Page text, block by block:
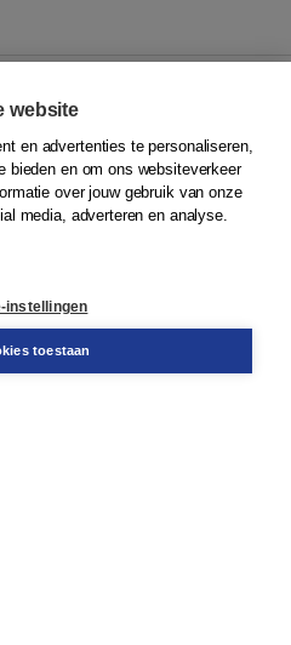
website
en advertenties te personaliseren,
bieden en om ons websiteverkeer
over jouw gebruik van onze
media, adverteren en analyse.
instellingen
toestaan